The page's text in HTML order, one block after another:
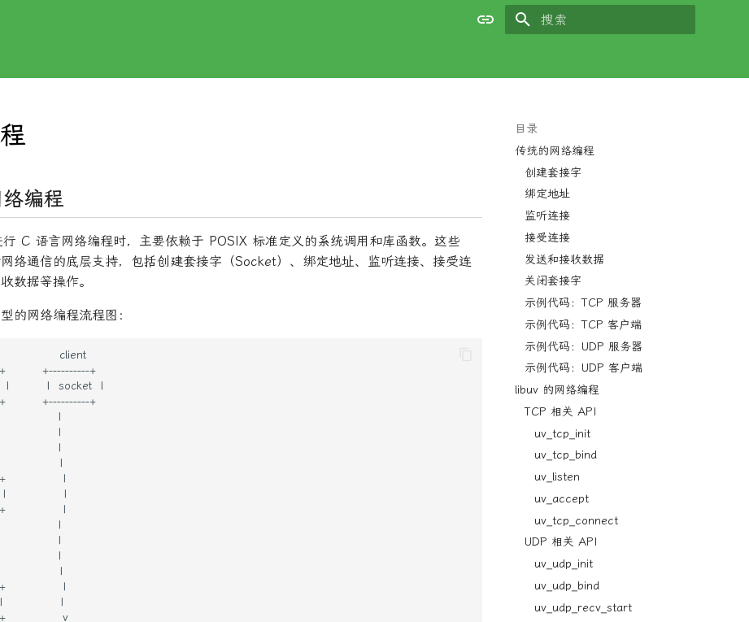
目录
传统的网络编程
创建套接字
绑定地址
监听连接
接受连接
发送和接收数据
关闭套接字
示例代码：TCP 服务器
示例代码：TCP 客户端
示例代码：UDP 服务器
示例代码：UDP 客户端
libuv 的网络编程
TCP 相关 API
uv_tcp_init
uv_tcp_bind
uv_listen
uv_accept
uv_tcp_connect
UDP 相关 API
uv_udp_init
uv_udp_bind
uv_udp_recv_start
编程
C 语言网络编程时，主要依赖于 POSIX 标准定义的系统调用和库函数。这些
络通信的底层支持，包括创建套接字（Socket）、绑定地址、监听连接、接受连
数据等操作。
的网络编程流程图：